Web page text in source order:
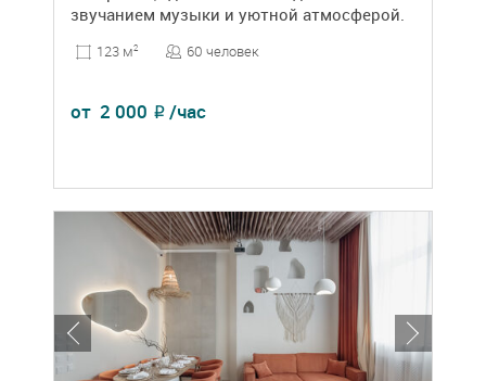
звучанием музыки и уютной атмосферой.
123 м2 60 человек
от 2 000 ₽ /час